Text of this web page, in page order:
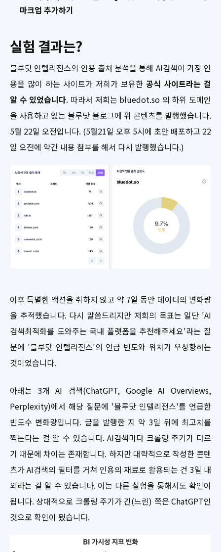
마크업 추가하기
실험 결과는?
블루닷 인텔리전스의 인용 출처 분석을 통해 AI검색이 가장 인
용을 많이 하는 사이트가 저희가 보유한 공식 사이트라는 걸
알 수 있었습니다. 따라서 저희는 bluedot.so 의 하위 도메인
을 사용하고 있는 블루닷 블로그에 위 콘텐츠를 발행했습니다.
5월 22일 오전입니다. (5월21일 오후 5시에 초안 배포하고 22
일 오전에 약간 내용 첨부를 해서 다시 발행했습니다.)
이후 특별한 액션을 취하지 않고 약 7일 동안 데이터의 변화량
을 추적했습니다. 다시 말씀드리지만 저희의 목표는 일단 'AI
검색최적화를 도와주는 국내 플랫폼을 추천해주세요'라는 질
문에 '블루닷 인텔리전스'의 언급 빈도와 위치가 우상향하는
것이었습니다.
아래는 3개 AI 검색(ChatGPT, Google AI Overviews,
Perplexity)에서 해당 질문에 '블루닷 인텔리전스'를 언급한
빈도수 변화량입니다. 글을 발행한 지 약 3일 뒤에 최고치를
찍는다는 걸 알 수 있습니다. AI검색마다 크롤링 주기가 다르
기 때문에 차이는 존재합니다. 하지만 대략적으로 작성한 콘텐
츠가 AI검색의 필터를 거쳐 인용의 재료로 활용되는 건 3일 내
외라는 걸 알 수 있습니다. 이는 다른 실험을 통해서도 확인이
됩니다. 상대적으로 크롤링 주기가 긴(느린) 쪽은 ChatGPT인
것으로 확인이 됐습니다.